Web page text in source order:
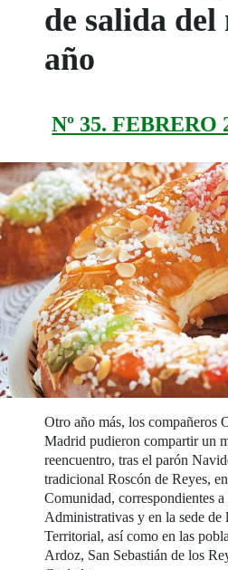
de salida del
año
Nº 35. FEBRERO
Otro año más, los compañeros
Madrid pudieron compartir un
reencuentro, tras el parón
tradicional Roscón de Reyes,
Comunidad, correspondientes
Administrativas y en la sede de
Territorial, así como en las
Ardoz, San Sebastián de los